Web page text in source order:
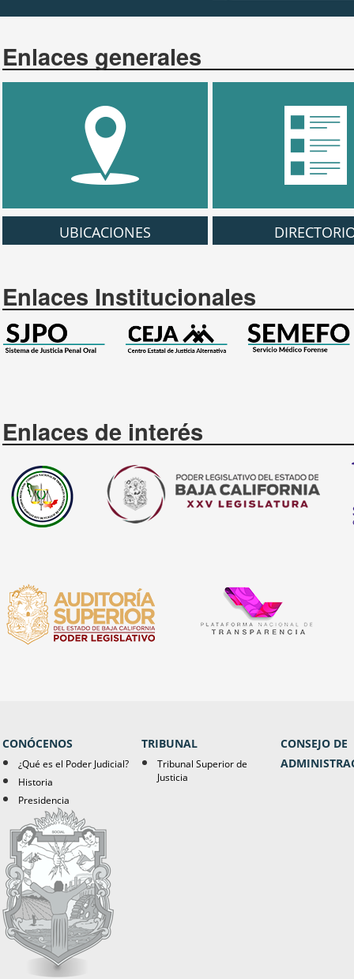
Enlaces generales
UBICACIONES
Enlaces Institucionales
Enlaces de interés
CONÓCENOS
¿Qué es el Poder Judicial?
Historia
Presidencia
TRIBUNAL
Tribunal Superior de
Justicia
CONSEJO DE